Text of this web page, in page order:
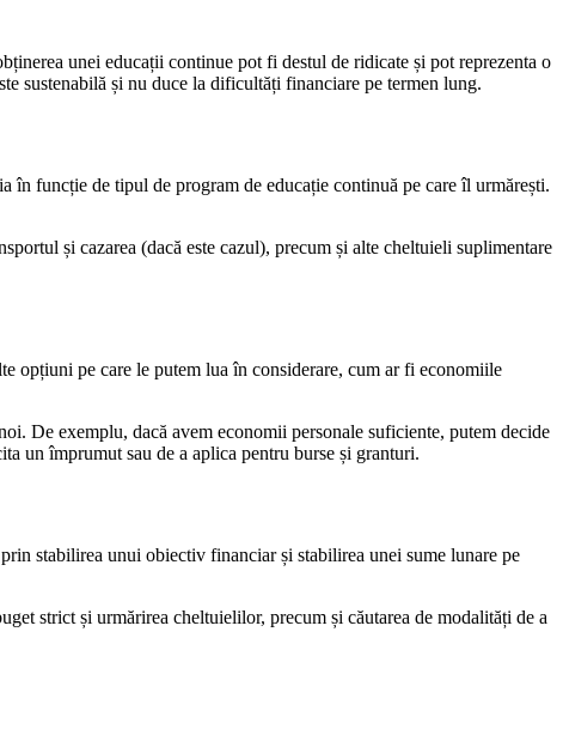
unei educații continue pot fi destul de ridicate și pot reprezenta o
sustenabilă și nu duce la dificultăți financiare pe termen lung.
în funcție de tipul de program de educație continuă pe care îl urmărești.
și cazarea (dacă este cazul), precum și alte cheltuieli suplimentare
opțiuni pe care le putem lua în considerare, cum ar fi economiile
De exemplu, dacă avem economii personale suficiente, putem decide
un împrumut sau de a aplica pentru burse și granturi.
stabilirea unui obiectiv financiar și stabilirea unei sume lunare pe
strict și urmărirea cheltuielilor, precum și căutarea de modalități de a